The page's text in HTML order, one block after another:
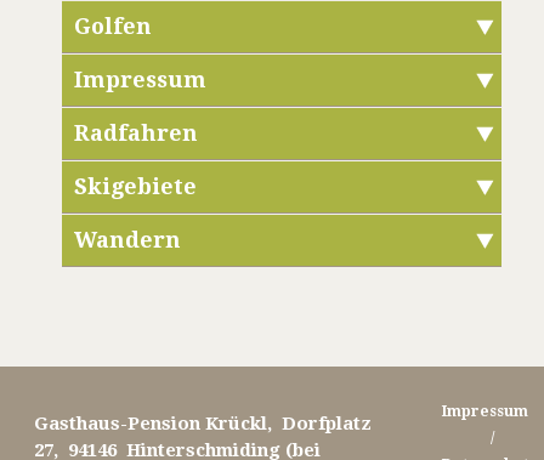
Golfen
Impressum
Radfahren
Skigebiete
Wandern
Gasthaus-Pension Krückl, Dorfplatz
27, 94146 Hinterschmiding (bei
Impressum
/